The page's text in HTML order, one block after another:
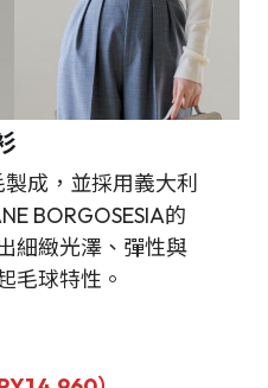
成，並採用義大利
BORGOSESIA的
細緻光澤、彈性與
毛球特性。